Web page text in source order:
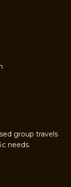
group travels
needs.